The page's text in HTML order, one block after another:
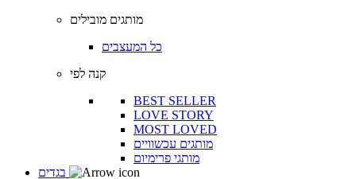
מותגים מובילים
כל המעצבים
קנה לפי
BEST SELLER
LOVE STORY
MOST LOVED
מותגים עכשוויים
מותגי פרימיום